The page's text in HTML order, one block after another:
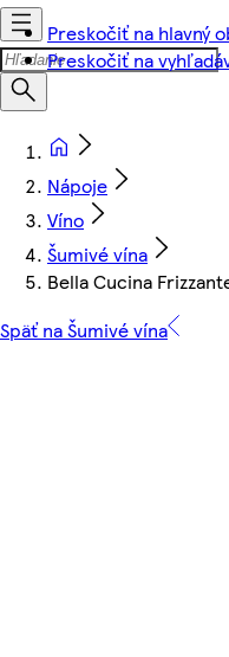
Preskočiť na hlavný
Preskočiť na
Nápoje
Víno
Šumivé vína
Bella Cucina
Späť na Šumivé vína